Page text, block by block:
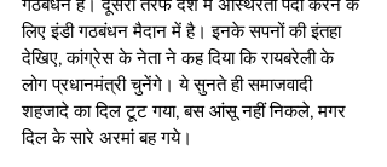
गठबंधन है। दूसरी तरफ देश में अस्थिरता पैदा करने के
लिए इंडी गठबंधन मैदान में है। इनके सपनों की इंतहा
देखिए, कांग्रेस के नेता ने कह दिया कि रायबरेली के
लोग प्रधानमंत्री चुनेंगे। ये सुनते ही समाजवादी
शहजादे का दिल टूट गया, बस आंसू नहीं निकले, मगर
दिल के सारे अरमां बह गये।